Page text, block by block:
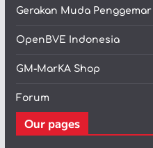
Gerakan Muda
OpenBVE Indonesia
GM-MarKA Shop
Forum
Our pages